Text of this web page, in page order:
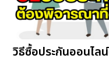
วิธีซื้อประกันออนไล